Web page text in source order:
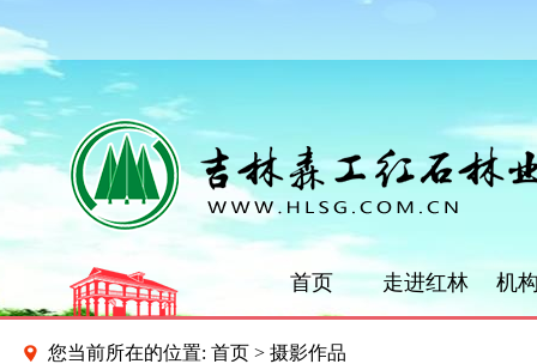
首页 走进红林 机
您当前所在的位置: 首页 > 摄影作品